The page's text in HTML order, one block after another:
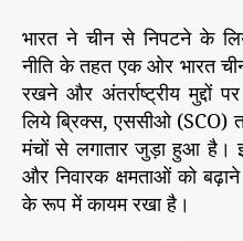
भारत ने चीन से निपटने के
नीति के तहत एक ओर भारत
रखने और अंतर्राष्ट्रीय मुद्दों
लिये ब्रिक्स, एससीओ (SCO)
मंचों से लगातार जुड़ा हुआ है।
और निवारक क्षमताओं को
के रूप में कायम रखा है।